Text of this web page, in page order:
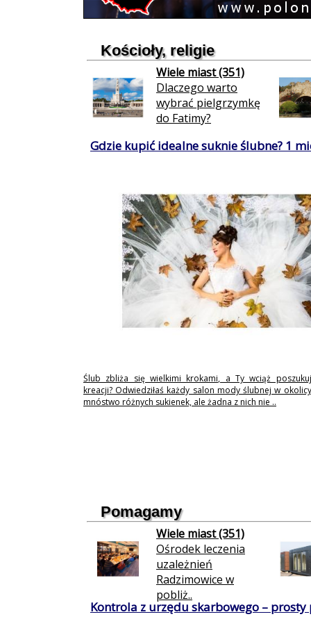
Kościoły, religie
Wiele miast (351)
Dlaczego warto
wybrać pielgrzymkę
do Fatimy?
Gdzie kupić idealne suknie ślubne? 1
Ślub zbliża się wielkimi krokami, a Ty wciąż
kreacji? Odwiedziłaś każdy salon mody ślubnej w
mnóstwo różnych sukienek, ale żadna z nich nie ..
Pomagamy
Wiele miast (351)
Ośrodek leczenia
uzależnień
Radzimowice w
pobliż..
Kontrola z urzędu skarbowego –